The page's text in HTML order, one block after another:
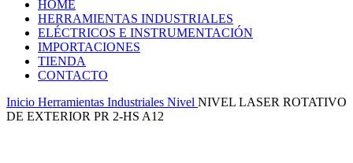
HOME
HERRAMIENTAS INDUSTRIALES
ELÉCTRICOS E INSTRUMENTACIÓN
IMPORTACIONES
TIENDA
CONTACTO
Inicio Herramientas Industriales Nivel NIVEL LASER ROTATIVO
DE EXTERIOR PR 2-HS A12